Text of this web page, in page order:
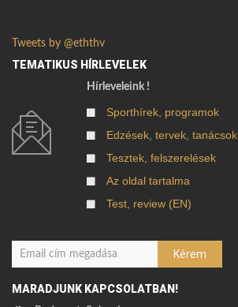
Tweets by @eththv
TEMATIKUS HÍRLEVELEK
Hírleveleink !
Sporthírek, programok
Edzések, tervek, tanácsok
Tesztek, felszerelések
Az oldal tartalma
Test, review (EN)
MARADJUNK KAPCSOLATBAN!